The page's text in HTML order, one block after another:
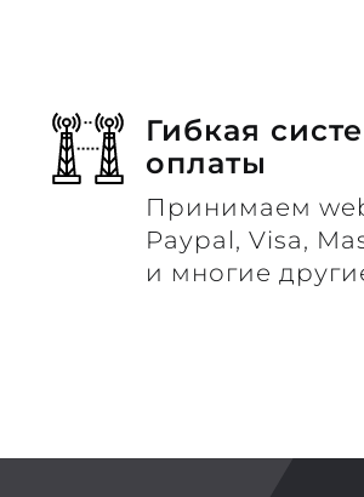
Гибкая
оплаты
Принимаем
Paypal, Visa,
и многие